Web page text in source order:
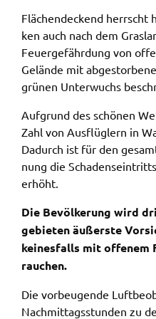
Flächen­de­ckend
ken auch nach dem
Feuer­ge­fähr­dung von
Gelän­de mit
grünen Unter­wuchs
Aufgrund des schö­nen
Zahl von Ausflüg­lern in
Dadurch ist für den
nung die
erhöht.
Die Bevöl­ke­rung wird
ge­bie­ten äußers­te
keines­falls mit offe­nem
rauchen.
Die vorbeu­gen­de
Nach­mit­tags­stun­den zu
Name:
accessibility
Anbieter:
Landratsamt
Zweck:
Kontrast und
Cookie Laufzeit:
Session
EXTERNE
Wir weisen darauf
Daten bei Aktivierung
Schweinfurt liegt und